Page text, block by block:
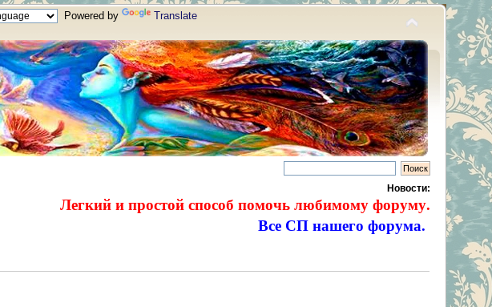
Powered by Translate
Новости:
Легкий и простой способ помочь любимому форуму.
Все СП нашего форума.